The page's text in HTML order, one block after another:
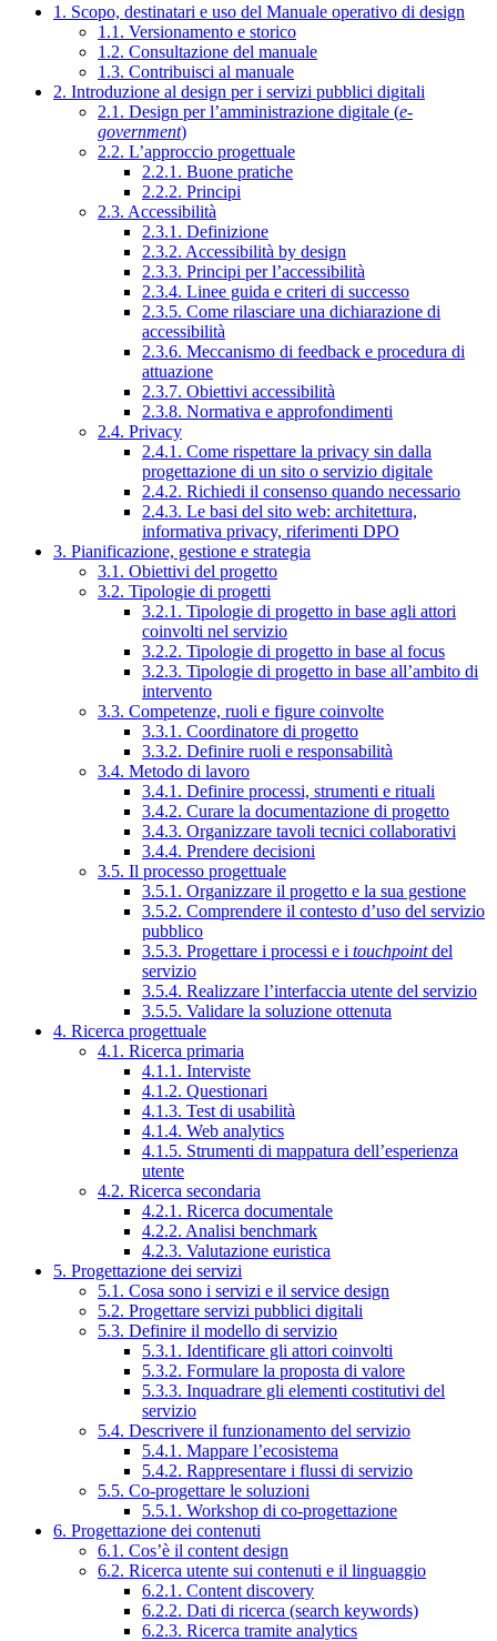
1. Scopo, destinatari e uso del Manuale operativo di design
1.1. Versionamento e storico
1.2. Consultazione del manuale
1.3. Contribuisci al manuale
2. Introduzione al design per i servizi pubblici digitali
2.1. Design per l’amministrazione digitale (e-
government)
2.2. L’approccio progettuale
2.2.1. Buone pratiche
2.2.2. Principi
2.3. Accessibilità
2.3.1. Definizione
2.3.2. Accessibilità by design
2.3.3. Principi per l’accessibilità
2.3.4. Linee guida e criteri di successo
2.3.5. Come rilasciare una dichiarazione di
accessibilità
2.3.6. Meccanismo di feedback e procedura di
attuazione
2.3.7. Obiettivi accessibilità
2.3.8. Normativa e approfondimenti
2.4. Privacy
2.4.1. Come rispettare la privacy sin dalla
progettazione di un sito o servizio digitale
2.4.2. Richiedi il consenso quando necessario
2.4.3. Le basi del sito web: architettura,
informativa privacy, riferimenti DPO
3. Pianificazione, gestione e strategia
3.1. Obiettivi del progetto
3.2. Tipologie di progetti
3.2.1. Tipologie di progetto in base agli attori
coinvolti nel servizio
3.2.2. Tipologie di progetto in base al focus
3.2.3. Tipologie di progetto in base all’ambito di
intervento
3.3. Competenze, ruoli e figure coinvolte
3.3.1. Coordinatore di progetto
3.3.2. Definire ruoli e responsabilità
3.4. Metodo di lavoro
3.4.1. Definire processi, strumenti e rituali
3.4.2. Curare la documentazione di progetto
3.4.3. Organizzare tavoli tecnici collaborativi
3.4.4. Prendere decisioni
3.5. Il processo progettuale
3.5.1. Organizzare il progetto e la sua gestione
3.5.2. Comprendere il contesto d’uso del servizio
pubblico
3.5.3. Progettare i processi e i touchpointdel
servizio
3.5.4. Realizzare l’interfaccia utente del servizio
3.5.5. Validare la soluzione ottenuta
4. Ricerca progettuale
4.1. Ricerca primaria
4.1.1. Interviste
4.1.2. Questionari
4.1.3. Test di usabilità
4.1.4. Web analytics
4.1.5. Strumenti di mappatura dell’esperienza
utente
4.2. Ricerca secondaria
4.2.1. Ricerca documentale
4.2.2. Analisi benchmark
4.2.3. Valutazione euristica
5. Progettazione dei servizi
5.1. Cosa sono i servizi e il service design
5.2. Progettare servizi pubblici digitali
5.3. Definire il modello di servizio
5.3.1. Identificare gli attori coinvolti
5.3.2. Formulare la proposta di valore
5.3.3. Inquadrare gli elementi costitutivi del
servizio
5.4. Descrivere il funzionamento del servizio
5.4.1. Mappare l’ecosistema
5.4.2. Rappresentare i flussi di servizio
5.5. Co-progettare le soluzioni
5.5.1. Workshop di co-progettazione
6. Progettazione dei contenuti
6.1. Cos’è il content design
6.2. Ricerca utente sui contenuti e il linguaggio
6.2.1. Content discovery
6.2.2. Dati di ricerca (search keywords)
6.2.3. Ricerca tramite analytics